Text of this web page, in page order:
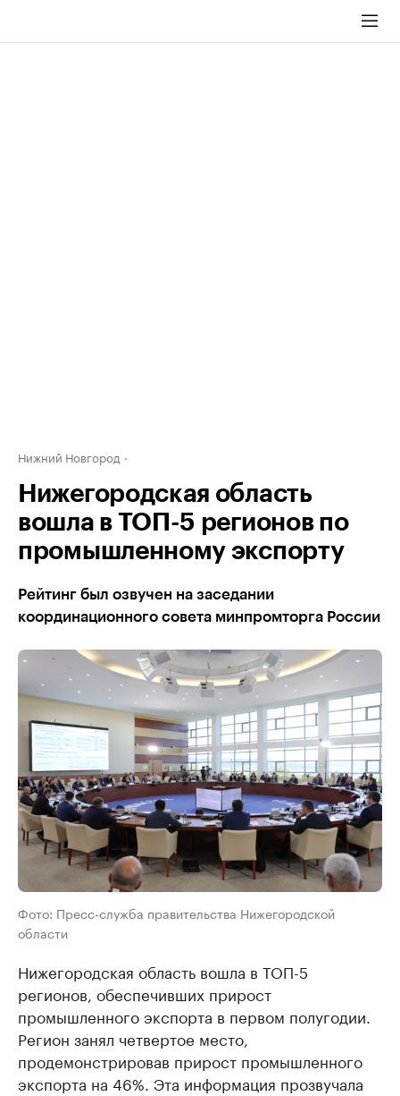
Нижний Новгород
Нижегородская область
вошла в ТОП-5 регионов по
промышленному экспорту
Рейтинг был озвучен на заседании
координационного совета минпромторга России
Фото: Пресс-служба правительства Нижегородской
области
Нижегородская область вошла в ТОП-5
регионов, обеспечивших прирост
промышленного экспорта в первом полугодии.
Регион занял четвертое место,
продемонстрировав прирост промышленного
экспорта на 46%. Эта информация прозвучала